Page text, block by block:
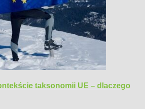
taksonomii UE – dlaczego